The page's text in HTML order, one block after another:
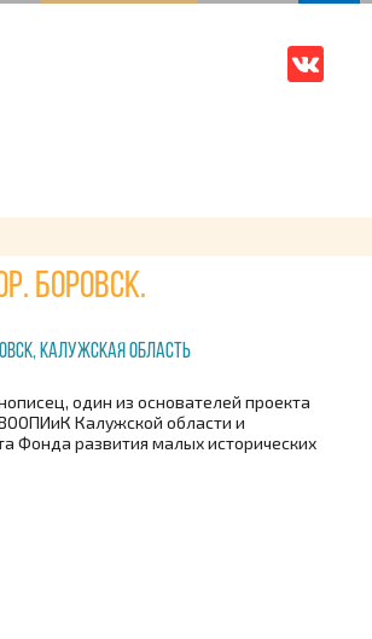
Боровск.
Калужская область
один из основателей проекта
Калужской области и
Фонда развития малых исторических